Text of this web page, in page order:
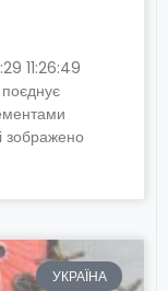
11:26:49
зображено
УКРАЇНА